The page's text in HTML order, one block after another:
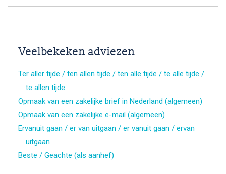
Veelbekeken adviezen
Ter aller tijde / ten allen tijde / ten alle tijde / te alle tijde /
te allen tijde
Opmaak van een zakelijke brief in Nederland (algemeen)
Opmaak van een zakelijke e-mail (algemeen)
Ervanuit gaan / er van uitgaan / er vanuit gaan / ervan
uitgaan
Beste / Geachte (als aanhef)